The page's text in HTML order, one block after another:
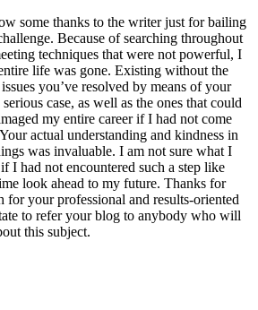
some thanks to the writer just for bailing
Because of searching throughout
techniques that were not powerful, I
life was gone. Existing without the
you’ve resolved by means of your
case, as well as the ones that could
my entire career if I had not come
actual understanding and kindness in
was invaluable. I am not sure what I
I had not encountered such a step like
look ahead to my future. Thanks for
for your professional and results-oriented
to refer your blog to anybody who will
this subject.